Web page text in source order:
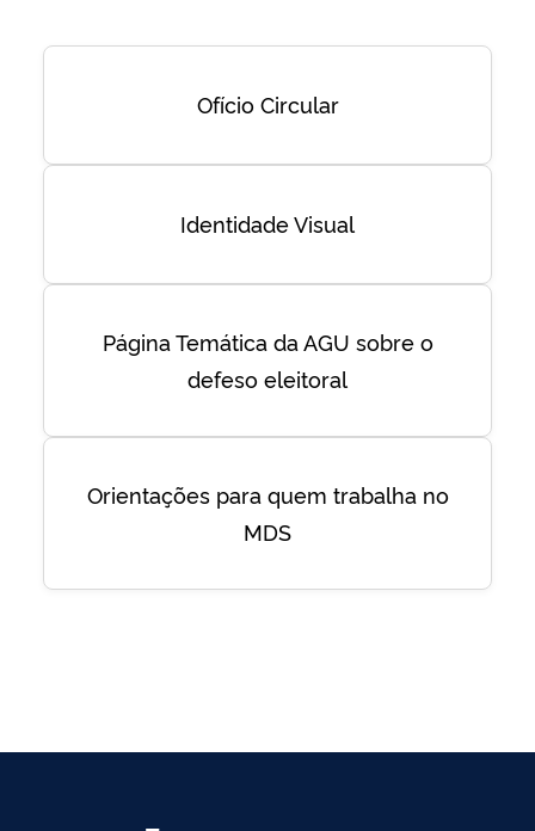
Ofício Circular
Identidade Visual
Página Temática da AGU sobre o
defeso eleitoral
Orientações para quem trabalha no
MDS